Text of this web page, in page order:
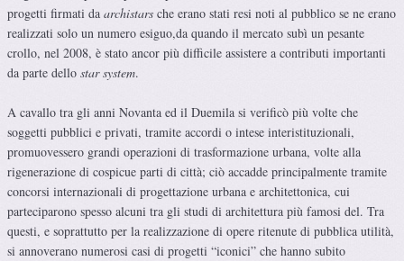
progetti firmati da archistars che erano stati resi noti al pubblico se ne erano
realizzati solo un numero esiguo,da quando il mercato subì un pesante
crollo, nel 2008, è stato ancor più difficile assistere a contributi importanti
da parte dello star system.
A cavallo tra gli anni Novanta ed il Duemila si verificò più volte che
soggetti pubblici e privati, tramite accordi o intese interistituzionali,
promuovessero grandi operazioni di trasformazione urbana, volte alla
rigenerazione di cospicue parti di città; ciò accadde principalmente tramite
concorsi internazionali di progettazione urbana e architettonica, cui
parteciparono spesso alcuni tra gli studi di architettura più famosi del. Tra
questi, e soprattutto per la realizzazione di opere ritenute di pubblica utilità,
si annoverano numerosi casi di progetti “iconici” che hanno subito